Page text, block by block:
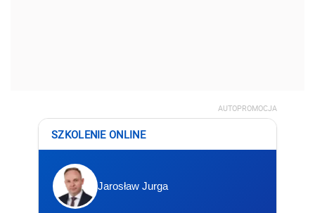
AUTOPROMOCJA
SZKOLENIE ONLINE
Jarosław Jurga